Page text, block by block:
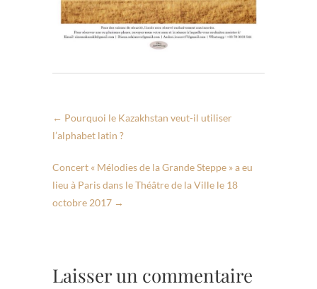
← Pourquoi le Kazakhstan veut-il utiliser
l’alphabet latin ?
Concert « Mélodies de la Grande Steppe » a eu
lieu à Paris dans le Théâtre de la Ville le 18
octobre 2017 →
Laisser un commentaire